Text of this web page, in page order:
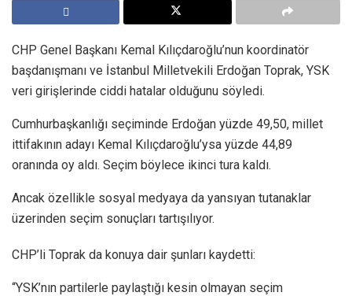
CHP Genel Başkanı Kemal Kılıçdaroğlu’nun koordinatör
başdanışmanı ve İstanbul Milletvekili Erdoğan Toprak, YSK
veri girişlerinde ciddi hatalar olduğunu söyledi.
Cumhurbaşkanlığı seçiminde Erdoğan yüzde 49,50, millet
ittifakının adayı Kemal Kılıçdaroğlu’ysa yüzde 44,89
oranında oy aldı. Seçim böylece ikinci tura kaldı.
Ancak özellikle sosyal medyaya da yansıyan tutanaklar
üzerinden seçim sonuçları tartışılıyor.
CHP’li Toprak da konuya dair şunları kaydetti:
“YSK’nın partilerle paylaştığı kesin olmayan seçim